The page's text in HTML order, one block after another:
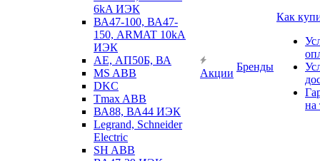
6kA ИЭК
ВА47-100, ВА47-
150, ARMAT 10kA
ИЭК
АЕ, АП50Б, ВА
MS ABB
DKC
Tmax ABB
ВА88, ВА44 ИЭК
Legrand, Schneider
Electric
SH ABB
Акции
Бренды
Как
на